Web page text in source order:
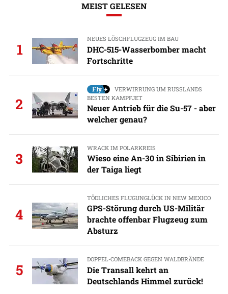
MEIST GELESEN
1
NEUES LÖSCHFLUGZEUG IM BAU
DHC-515-Wasserbomber macht
Fortschritte
2
VERWIRRUNG UM RUSSLANDS
BESTEN KAMPFJET
Neuer Antrieb für die Su-57 - aber
welcher genau?
3
WRACK IM POLARKREIS
Wieso eine An-30 in Sibirien in
der Taiga liegt
4
TÖDLICHES FLUGUNGLÜCK IN NEW MEXICO
GPS-Störung durch US-Militär
brachte offenbar Flugzeug zum
Absturz
5
DOPPEL-COMEBACK GEGEN WALDBRÄNDE
Die Transall kehrt an
Deutschlands Himmel zurück!